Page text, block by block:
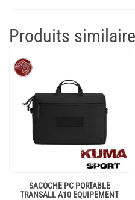
Produits
SACOCHE PC PORTABLE
TRANSALL A10 EQUIPEMENT